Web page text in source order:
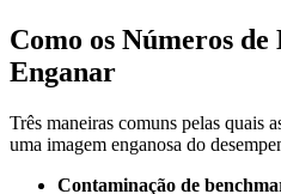
Como os Números
Enganar
Três maneiras comuns pelas quais
uma imagem enganosa do
Contaminação de